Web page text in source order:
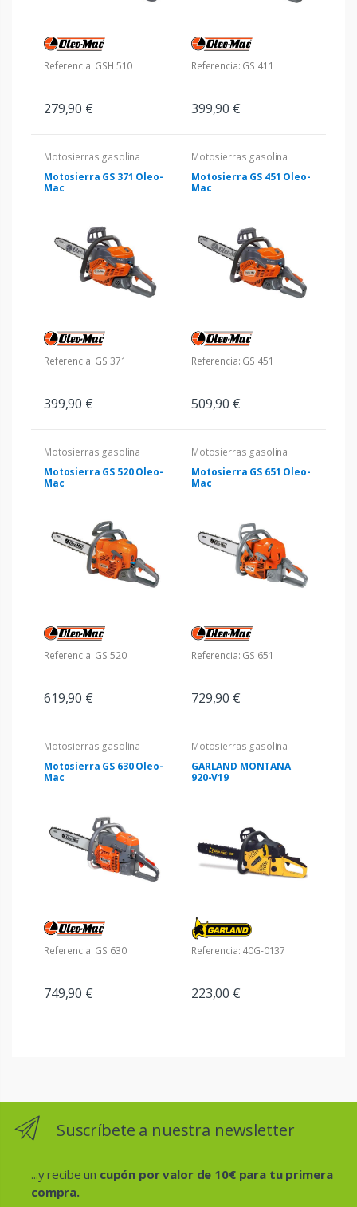
Referencia: GSH 510
279,90 €
Referencia: GS 411
399,90 €
Motosierras gasolina
Motosierra GS 371 Oleo-
Mac
Referencia: GS 371
399,90 €
Motosierras gasolina
Motosierra GS 451 Oleo-
Mac
Referencia: GS 451
509,90 €
Motosierras gasolina
Motosierra GS 520 Oleo-
Mac
Referencia: GS 520
619,90 €
Motosierras gasolina
Motosierra GS 651 Oleo-
Mac
Referencia: GS 651
729,90 €
Motosierras gasolina
Motosierra GS 630 Oleo-
Mac
Referencia: GS 630
749,90 €
Motosierras gasolina
GARLAND MONTANA
920-V19
Referencia: 40G-0137
223,00 €
Suscríbete a nuestra newsletter
...y recibe un cupón por valor de 10€ para tu primera
compra.